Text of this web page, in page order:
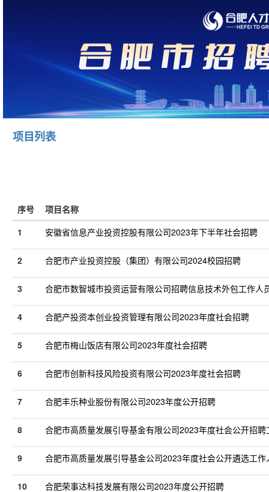
项目列表
序号
项目名称
1
安徽省信息产业投资控股有限公司2023年下半年社会招聘
2 合肥市产业投资控股（集团）有限公司2024校园招聘
3 合肥市数智城市投资运营有限公司招聘信息技术外包工作人
4 合肥产投资本创业投资管理有限公司2023年度社会招聘
5 合肥市梅山饭店有限公司2023年度社会招聘
6 合肥市创新科技风险投资有限公司2023年度社会招聘
7 合肥丰乐种业股份有限公司2023年度公开招聘
8 合肥市高质量发展引导基金有限公司2023年度社会公开招聘
9 合肥市高质量发展引导基金公司2023年度社会公开遴选工作
10 合肥荣事达科技发展有限公司2023年度公开招聘